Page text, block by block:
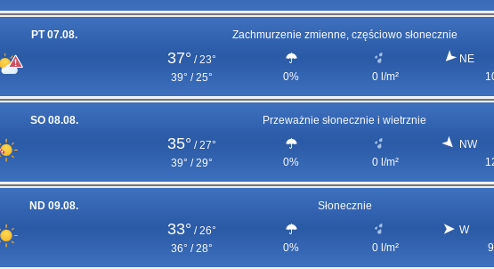
PT 07.08. Zachmurzenie zmienne, częściowo słonecznie
37° / 23°
39° / 25°
0% 0 l/m²
NE
SO 08.08. Przeważnie słonecznie i wietrznie
35° / 27°
39° / 29°
0% 0 l/m²
NW
ND 09.08. Słonecznie
33° / 26°
36° / 28°
0% 0 l/m²
W